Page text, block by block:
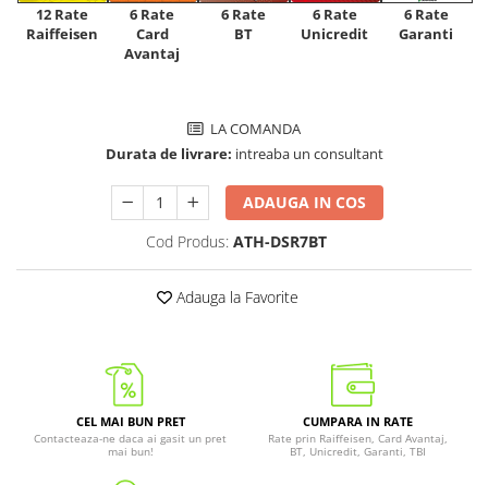
12 Rate
Raiffeisen
6 Rate
Card
Avantaj
6 Rate
BT
6 Rate
Unicredit
6 Rate
Garanti
LA COMANDA
Durata de livrare: intreaba un consultant
ADAUGA IN COS
Cod Produs: ATH-DSR7BT
Adauga la Favorite
CEL MAI BUN PRET
Contacteaza-ne daca ai gasit un pret
mai bun!
CUMPARA IN RATE
Rate prin Raiffeisen, Card Avantaj,
BT, Unicredit, Garanti, TBI